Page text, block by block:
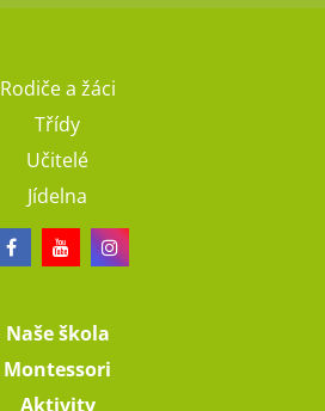
Rodiče a žáci
Třídy
Učitelé
Jídelna
Naše škola
Montessori
Aktivity